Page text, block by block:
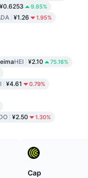
¥0.6253 9.85%
¥1.26 1.95%
HEI ¥2.10 75.16%
¥4.61 0.79%
¥2.50 1.30%
Cap